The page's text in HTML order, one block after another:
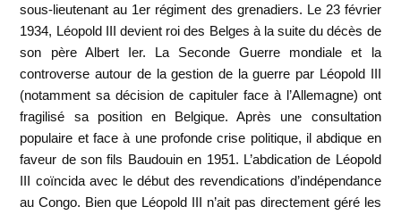
sous-lieutenant au 1er régiment des grenadiers. Le 23 février
1934, Léopold III devient roi des Belges à la suite du décès de
son père Albert Ier. La Seconde Guerre mondiale et la
controverse autour de la gestion de la guerre par Léopold III
(notamment sa décision de capituler face à l’Allemagne) ont
fragilisé sa position en Belgique. Après une consultation
populaire et face à une profonde crise politique, il abdique en
faveur de son fils Baudouin en 1951. L’abdication de Léopold
III coïncida avec le début des revendications d’indépendance
au Congo. Bien que Léopold III n’ait pas directement géré les